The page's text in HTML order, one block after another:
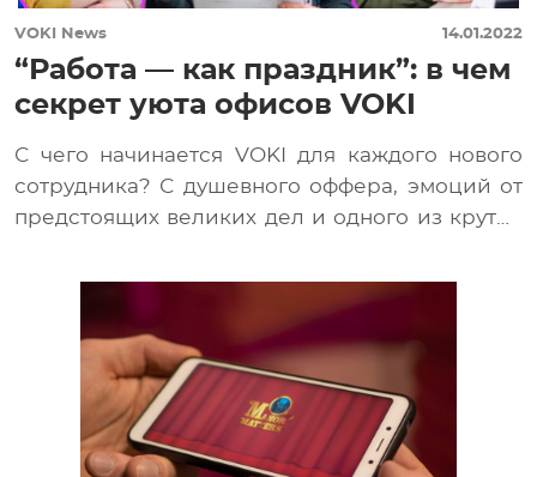
VOKI News 14.01.2022
“Работа — как праздник”: в чем
секрет уюта офисов VOKI
С чего начинается VOKI для каждого нового
сотрудника? С душевного оффера, эмоций от
предстоящих великих дел и одного из крутых